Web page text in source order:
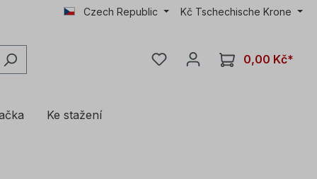
Czech Republic Kč Tschechische Krone
0,00 Kč*
Ke stažení